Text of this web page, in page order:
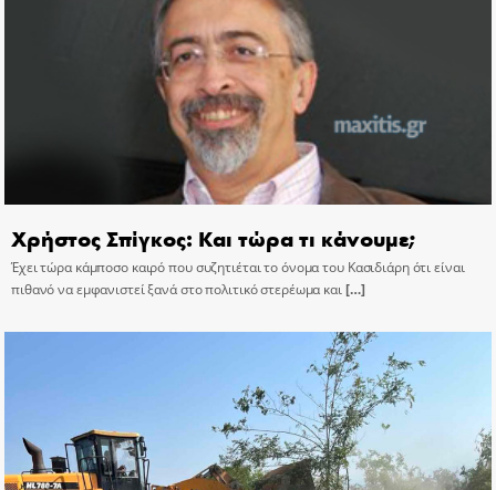
Χρήστος Σπίγκος: Και τώρα τι κάνουμε;
Έχει τώρα κάμποσο καιρό που συζητιέται το όνομα του Κασιδιάρη ότι είναι
πιθανό να εμφανιστεί ξανά στο πολιτικό στερέωμα και[…]